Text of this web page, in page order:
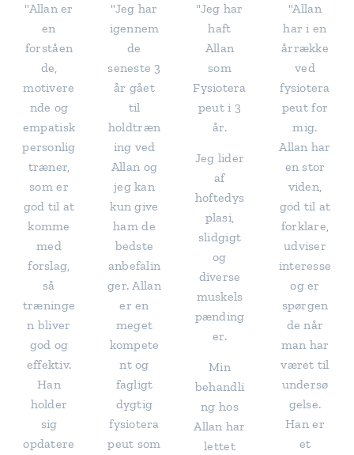
"Allan er
en
forståen
de,
motivere
nde og
empatisk
personlig
træner,
som er
god til at
komme
med
forslag,
så
træninge
n bliver
god og
effektiv.
Han
holder
sig
opdatere
"Jeg har
igennem
de
seneste 3
år gået
til
holdtræn
ing ved
Allan og
jeg kan
kun give
ham de
bedste
anbefalin
ger. Allan
er en
meget
kompete
nt og
fagligt
dygtig
fysiotera
peut som
"Jeg har
haft
Allan
som
Fysiotera
peut i 3
år.
Jeg lider
af
hoftedys
plasi,
slidgigt
og
diverse
muskels
pænding
er.
Min
behandli
ng hos
Allan har
lettet
"Allan
har i en
årrække
ved
fysiotera
peut for
mig.
Allan har
en stor
viden,
god til at
forklare,
udviser
interesse
og er
spørgen
de når
man har
været til
undersø
gelse.
Han er
et